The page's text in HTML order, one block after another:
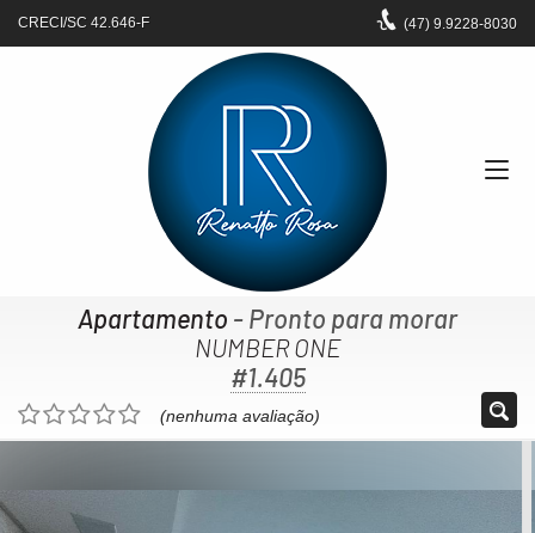
CRECI/SC 42.646-F (47) 9.9228-8030
Apartamento - Pronto para morar
NUMBER ONE
#1.405
(nenhuma avaliação)